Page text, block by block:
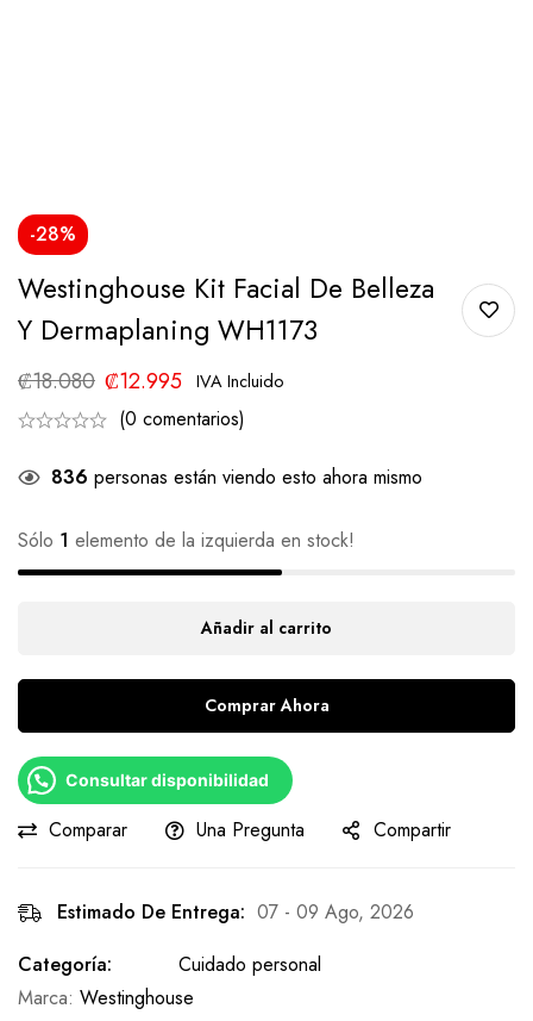
-28%
Westinghouse Kit Facial De Belleza
Y Dermaplaning WH1173
₡18.080 ₡12.995 IVA Incluido
(0 comentarios)
836 personas están viendo esto ahora mismo
Sólo 1 elemento de la izquierda en stock!
Añadir al carrito
Comprar Ahora
Consultar disponibilidad
Comparar Una Pregunta Compartir
Estimado De Entrega: 07 - 09 Ago, 2026
Categoría:
Cuidado personal
Marca: Westinghouse